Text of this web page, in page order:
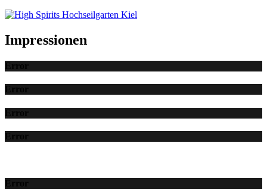
Impressionen
Error
Error
Error
Error
Error